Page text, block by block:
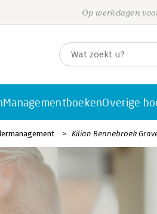
Op werkdagen
ManagementboekenOverige
Kilian Bennebroek